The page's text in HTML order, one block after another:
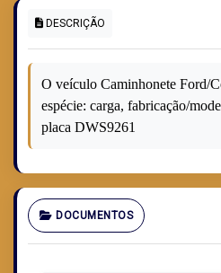
DESCRIÇÃO
O veículo Caminhonete Ford/
espécie: carga, fabricação/
placa DWS9261
DOCUMENTOS